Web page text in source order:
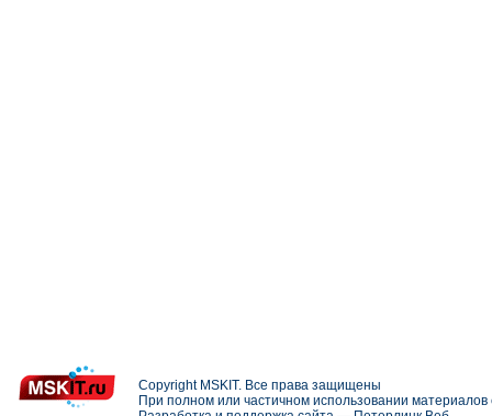
Copyright MSKIT. Все права защищены
При полном или частичном использовании